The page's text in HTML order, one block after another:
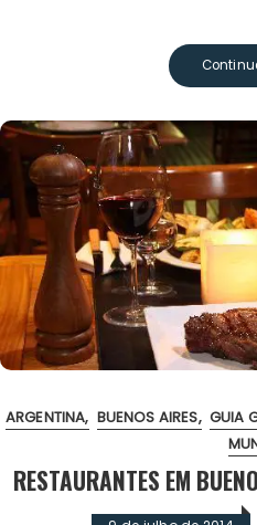
ARGENTINA BUENOS AIRES GUIA
RESTAURANTES EM